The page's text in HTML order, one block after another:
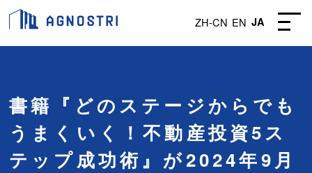
ZH-CN EN JA
書籍『どのステージからでも
うまくいく！不動産投資5ス
テップ成功術』が2024年9月